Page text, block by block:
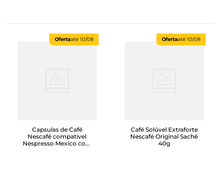
Ofertaaté 10/08
Capsulas de Café
Nescafé compatível
Nespresso Mexico com
Ofertaaté 10/08
Café Solúvel Extraforte
Nescafé Original Sachê
40g